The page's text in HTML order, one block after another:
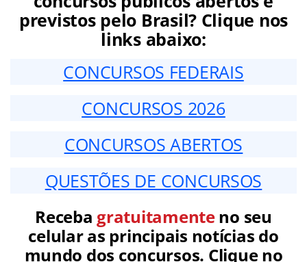
previstos pelo Brasil? Clique nos
links abaixo:
CONCURSOS FEDERAIS
CONCURSOS 2026
CONCURSOS ABERTOS
QUESTÕES DE CONCURSOS
Receba gratuitamenteno seu
celular as principais notícias do
mundo dos concursos. Clique no